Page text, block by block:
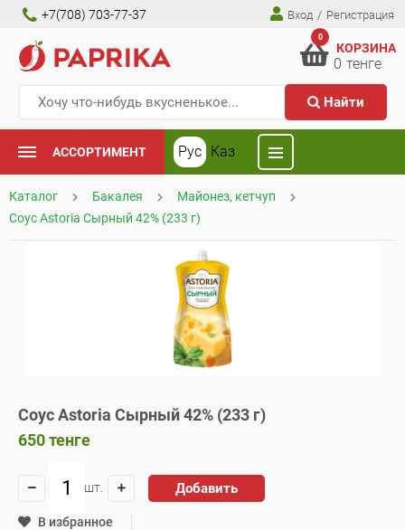
+7(708) 703-77-37 Вход / Регистрация
Найти
0
КОРЗИНА
0 тенге
АССОРТИМЕНТ Рус Каз
Каталог Бакалея
Майонез, кетчуп
Соус Astoria Сырный 42% (233 г)
Соус Astoria Сырный 42% (233 г)
650тенге
шт. Добавить
В избранное